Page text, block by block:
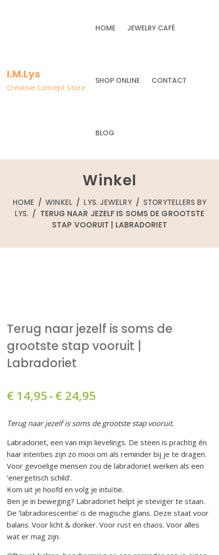
I.M.Lys
Creative Concept Store
HOME JEWELRY CAFÉ
SHOP ONLINE CONTACT
BLOG
Winkel
HOME /WINKEL/ LYS. JEWELRY/ STORYTELLERS BY
LYS. / TERUG NAAR JEZELF IS SOMS DE GROOTSTE
STAP VOORUIT | LABRADORIET
Terug naar jezelf is soms de
grootste stap vooruit |
Labradoriet
€ 14,95-€ 24,95
tot
€ 24,95
Terug naar jezelf is soms de grootste stap vooruit.
Labradoriet, een van mijn lievelings. De steen is prachtig én
haar intenties zijn zo mooi om als reminder bij je te dragen.
Voor gevoelige mensen zou de labradoriet werken als een
‘energetisch schild’.
Kom uit je hoofd en volg je intuïtie.
Ben je in beweging? Labradoriet helpt je steviger te staan.
De ‘labradorescentie’ is de magische glans. Deze staat voor
balans. Voor licht & donker. Voor rust en chaos. Voor alles
wat er mag zijn.